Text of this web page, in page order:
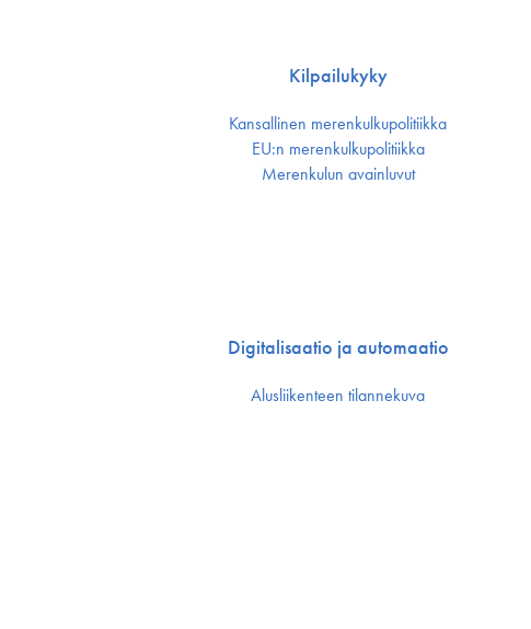
Kilpailukyky
Kansallinen merenkulku­politiikka
EU:n merenkulku­politiikka
Merenkulun avainluvut
Digitalisaatio ja automaatio
Alusliikenteen tilannekuva